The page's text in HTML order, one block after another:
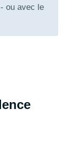
ou avec le